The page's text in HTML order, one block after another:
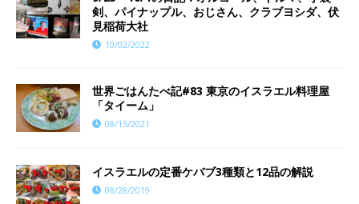
剣、パイナップル、おじさん、クラブヨシダ、伏
見稲荷大社
10/02/2022
世界ごはんたべ記#83 東京のイスラエル料理屋
「タイーム」
08/15/2021
イスラエルの定番ケバブ3種類と12品の解説
08/28/2019